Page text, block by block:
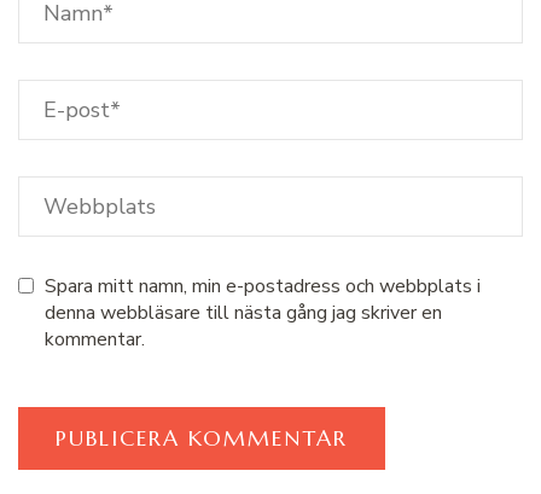
Spara mitt namn, min e-postadress och webbplats i
denna webbläsare till nästa gång jag skriver en
kommentar.